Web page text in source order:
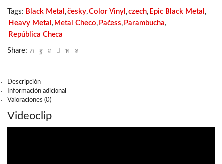
Tags: Black Metal ,česky,Color Vinyl ,czech, Epic Black Metal ,
Heavy Metal , Metal Checo, Pačess, Parambucha,
República Checa
Share:
Descripción
Información adicional
Valoraciones (0)
Videoclip